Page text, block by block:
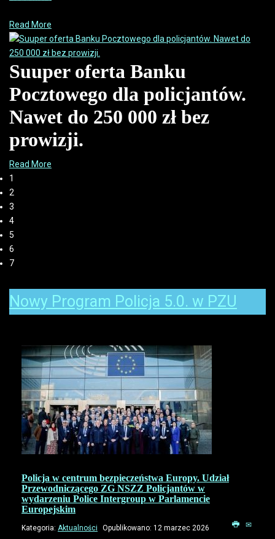
Read More
Suuper oferta Banku
Pocztowego dla policjantów.
Nawet do 250 000 zł bez
prowizji.
Read More
1
2
3
4
5
6
7
Nowy Program Policja 5.0. w PZU
Policja w centrum bezpieczeństwa Europy. Udział
Przewodniczącego ZG NSZZ Policjantów w
wydarzeniu Police Intergroup w Parlamencie
Europejskim
Kategoria: Aktualności Opublikowano: 12 marzec 2026